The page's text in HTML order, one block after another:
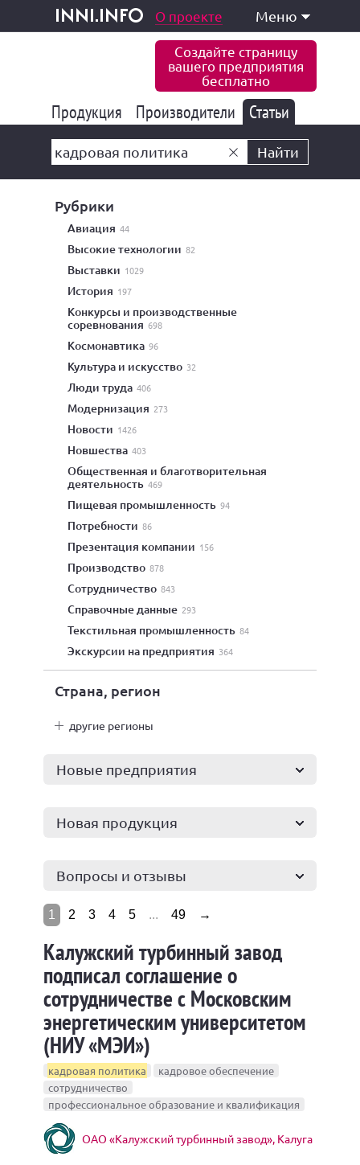
inni.info
и услуги О проекте Меню
Создайте страницу
вашего предприятия
бесплатно
Продукция 177 847
Производители 6 777
Статьи
Найти
Рубрики
авиация 44
высокие технологии 82
выставки 1029
история 197
конкурсы и производственные
соревнования 698
космонавтика 96
культура и искусство 32
люди труда 406
модернизация 273
новости 1426
новшества 403
общественная и благотворительная
деятельность 469
пищевая промышленность 94
потребности 86
презентация компании 156
производство 878
сотрудничество 843
справочные данные 293
текстильная промышленность 84
экскурсии на предприятия 364
Страна, регион
другие регионы
Новые предприятия
Новая продукция
Вопросы и отзывы
1 2 3 4 5 ... 49 →
Калужский турбинный завод
подписал соглашение о
сотрудничестве с Московским
энергетическим университетом
(НИУ «МЭИ»)
кадровая политика
кадровое обеспечение
сотрудничество
профессиональное образование и квалификация
ОАО «Калужский турбинный завод», Калуга